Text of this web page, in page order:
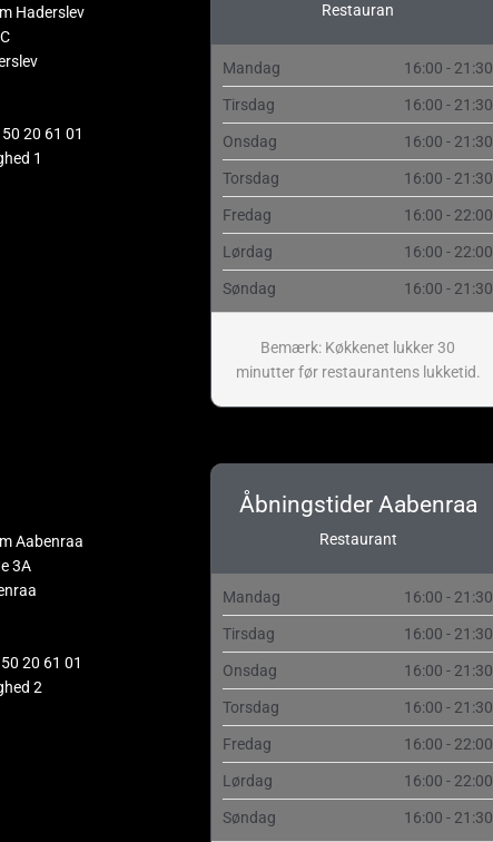
Haderslev
50 20 61 01
1
Restauran
Mandag 16:00 - 21:30
Tirsdag 16:00 - 21:30
Onsdag 16:00 - 21:30
Torsdag 16:00 - 21:30
Fredag 16:00 - 22:00
Lørdag 16:00 - 22:00
Søndag 16:00 - 21:30
Bemærk: Køkkenet lukker 30
minutter før restaurantens lukketid.
Aabenraa
3A
50 20 61 01
2
Åbningstider Aabenraa
Restaurant
Mandag 16:00 - 21:30
Tirsdag 16:00 - 21:30
Onsdag 16:00 - 21:30
Torsdag 16:00 - 21:30
Fredag 16:00 - 22:00
Lørdag 16:00 - 22:00
Søndag 16:00 - 21:30